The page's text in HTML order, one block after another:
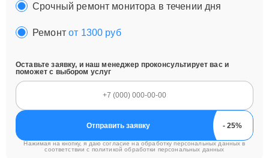
Срочный ремонт монитора в течении дня
Ремонтот 1300 руб
Оставьте заявку, и наш менеджер проконсультирует вас и
поможет с выбором услуг
Отправить заявку
Нажимая на кнопку, я даю согласие на обработку персональных данных в
соответствии с политикой обработки персональных данных